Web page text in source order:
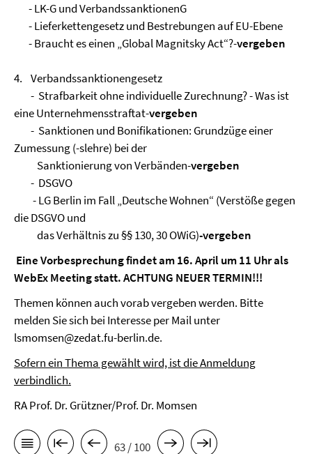
- LK-G und VerbandssanktionenG
- Lieferkettengesetz und Bestrebungen auf EU-Ebene
- Braucht es einen „Global Magnitsky Act“?-vergeben
4. Verbandssanktionengesetz
- Strafbarkeit ohne individuelle Zurechnung? - Was ist
eine Unternehmensstraftat-vergeben
- Sanktionen und Bonifikationen: Grundzüge einer
Zumessung (-slehre) bei der
Sanktionierung von Verbänden-vergeben
- DSGVO
- LG Berlin im Fall „Deutsche Wohnen“ (Verstöße gegen
die DSGVO und
das Verhältnis zu §§ 130, 30 OWiG)-vergeben
Eine Vorbesprechung findet am 16. April um 11 Uhr als
WebEx Meeting statt. ACHTUNG NEUER TERMIN!!!
Themen können auch vorab vergeben werden. Bitte
melden Sie sich bei Interesse per Mail unter
lsmomsen@zedat.fu-berlin.de.
Sofern ein Thema gewählt wird, ist die Anmeldung
verbindlich.
RA Prof. Dr. Grützner/Prof. Dr. Momsen
63 / 100